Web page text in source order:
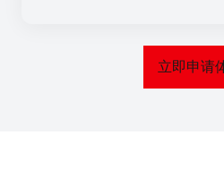
立即申请